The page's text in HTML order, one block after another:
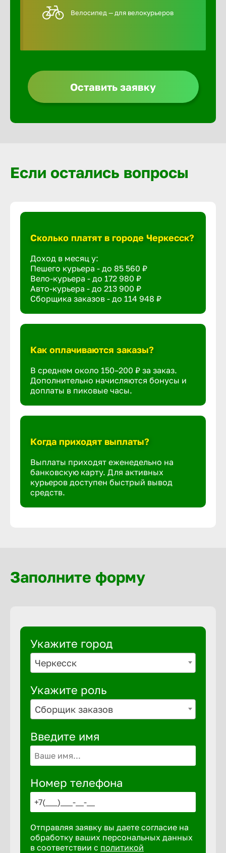
Велосипед — для велокурьеров
Оставить заявку
Если остались вопросы
Сколько платят в городе Черкесск?
Доход в месяц у:
Пешего курьера - до 85 560 ₽
Вело-курьера - до 172 980 ₽
Авто-курьера - до 213 900 ₽
Сборщика заказов - до 114 948 ₽
Как оплачиваются заказы?
В среднем около 150–200 ₽ за заказ.
Дополнительно начисляются бонусы и
доплаты в пиковые часы.
Когда приходят выплаты?
Выплаты приходят еженедельно на
банковскую карту. Для активных
курьеров доступен быстрый вывод
средств.
Заполните форму
Укажите город
Черкесск
Укажите роль
Сборщик заказов
Введите имя
Номер телефона
Отправляя заявку вы даете согласие на
обработку ваших персональных данных
в соответствии с политикой